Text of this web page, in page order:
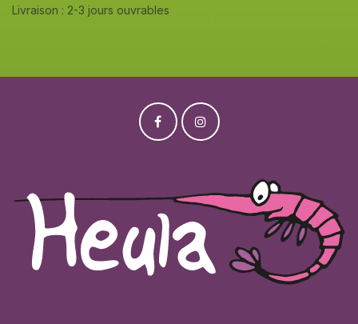
Livraison : 2-3 jours ouvrables